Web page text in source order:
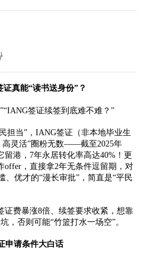
真能“读书送身份”？
签证续签到底难不难？”
当”，IANG签证（非本地毕业生
高灵活”圈粉无数——截至2025年
港，7年永居转化率高达40%！更
offer，直接拿2年无条件逗留期，对
、优才的“漫长审批”，简直是“平民
费暴涨8倍、续签要求收紧，想靠
，否则可能“竹篮打水一场空”。
请条件大白话